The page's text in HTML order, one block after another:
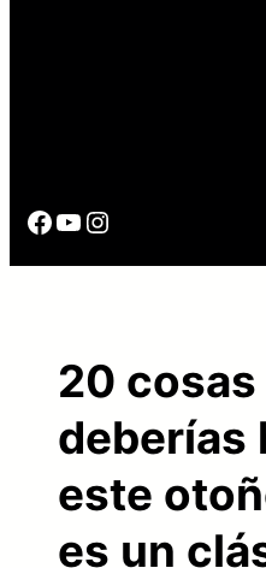
Facebook
YouTube
Instagram
20 cosas
deberías
este
es un